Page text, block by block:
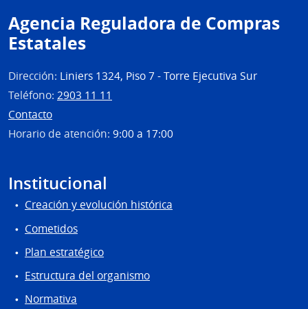
Agencia Reguladora de Compras
Estatales
Dirección: Liniers 1324, Piso 7 - Torre Ejecutiva Sur
Teléfono: 2903 11 11
Contacto
Horario de atención: 9:00 a 17:00
Institucional
Creación y evolución histórica
Cometidos
Plan estratégico
Estructura del organismo
Normativa